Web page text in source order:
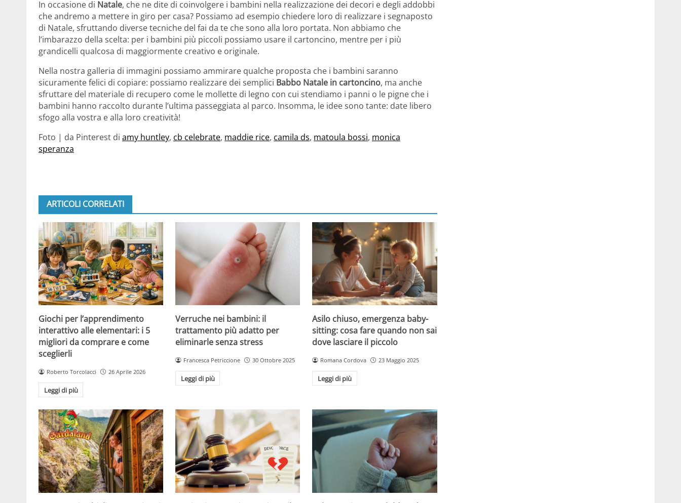
In occasione di Natale, che ne dite di coinvolgere i bambini nella realizzazione dei decori e degli addobbi
che andremo a mettere in giro per casa? Possiamo ad esempio chiedere loro di realizzare i segnaposto
di Natale, sfruttando diverse tecniche del fai da te che sono alla loro portata. Non abbiamo che
l’imbarazzo della scelta: per i bambini più piccoli possiamo usare il cartoncino, mentre per i più
grandicelli qualcosa di maggiormente creativo e originale.
Nella nostra galleria di immagini possiamo ammirare qualche proposta che i bambini saranno
sicuramente felici di copiare: possiamo realizzare dei semplici Babbo Natale in cartoncino, ma anche
sfruttare del materiale di recupero come le mollette di legno con cui stendiamo i panni o le pigne che i
bambini hanno raccolto durante l’ultima passeggiata al parco. Insomma, le idee sono tante: date libero
sfogo alla vostra e alla loro creatività!
Foto | da Pinterest di amy huntley, cb celebrate, maddie rice, camila ds, matoula bossi, monica
speranza
ARTICOLI CORRELATI
Giochi per l’apprendimento
interattivo alle elementari: i 5
migliori da comprare e come
sceglierli
Roberto Torcolacci 26 Aprile 2026
Leggi di più
Verruche nei bambini: il
trattamento più adatto per
eliminarle senza stress
Francesca Petriccione 30 Ottobre 2025
Leggi di più
Asilo chiuso, emergenza baby-
sitting: cosa fare quando non sai
dove lasciare il piccolo
Romana Cordova 23 Maggio 2025
Leggi di più